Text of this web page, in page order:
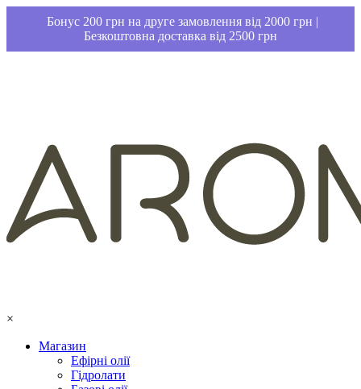
Бонус 200 грн на друге замовлення від 2000 грн |
Безкоштовна доставка від 2500 грн
×
Магазин
Ефірні олії
Гідролати